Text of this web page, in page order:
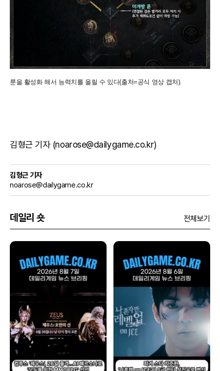
룬을 활성화 해서 능력치를 올릴 수 있다(출처=공식 영상 캡처).
김형근 기자 (noarose@dailygame.co.kr)
김형근 기자
noarose@dailygame.co.kr
데일리 숏 전체보기